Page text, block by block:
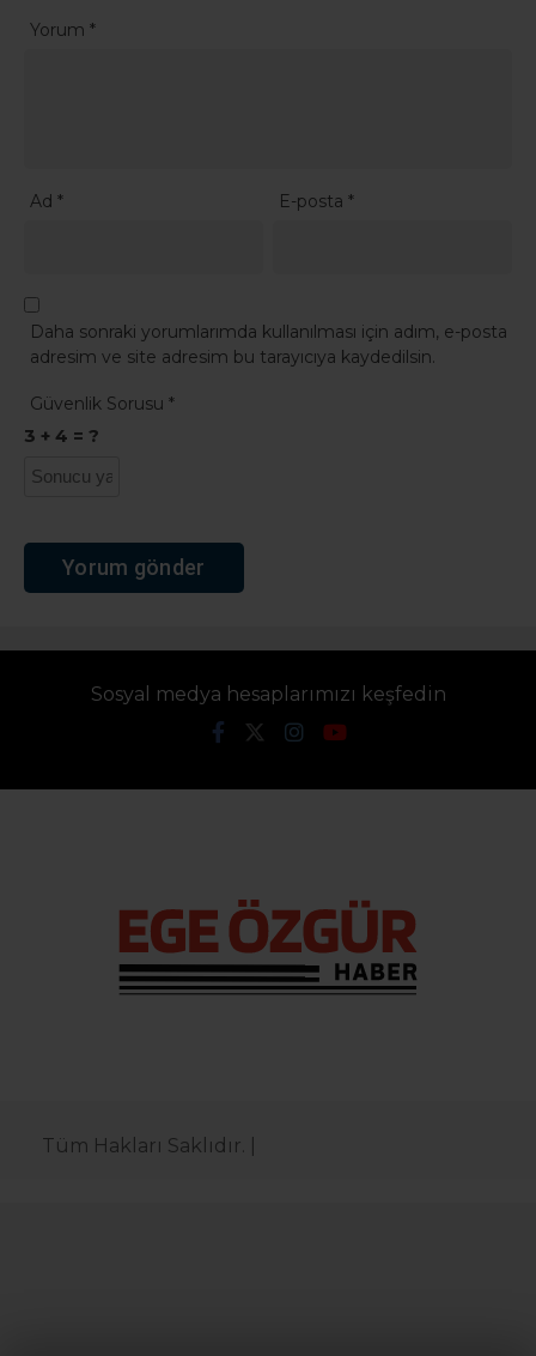
Yorum *
Ad * E-posta*
Daha sonraki yorumlarımda kullanılması için adım, e-posta
adresim ve site adresim bu tarayıcıya kaydedilsin.
Güvenlik Sorusu *
3 + 4 = ?
Sosyal medya hesaplarımızı keşfedin
Tüm Hakları Saklıdır. |